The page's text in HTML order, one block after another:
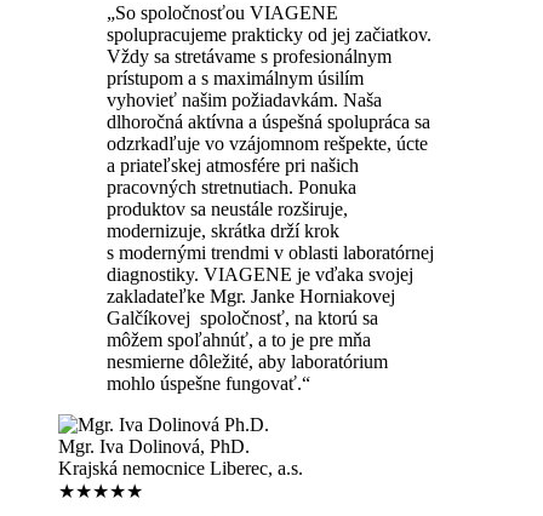
„So spoločnosťou VIAGENE
spolupracujeme prakticky od jej začiatkov.
Vždy sa stretávame s profesionálnym
prístupom a s maximálnym úsilím
vyhovieť našim požiadavkám. Naša
dlhoročná aktívna a úspešná spolupráca sa
odzrkadľuje vo vzájomnom rešpekte, úcte
a priateľskej atmosfére pri našich
pracovných stretnutiach. Ponuka
produktov sa neustále rozširuje,
modernizuje, skrátka drží krok
s modernými trendmi v oblasti laboratórnej
diagnostiky. VIAGENE je vďaka svojej
zakladateľke Mgr. Janke Horniakovej
Galčíkovej spoločnosť, na ktorú sa
môžem spoľahnúť, a to je pre mňa
nesmierne dôležité, aby laboratórium
mohlo úspešne fungovať.“
Mgr. Iva Dolinová, PhD.
Krajská nemocnice Liberec, a.s.
★★★★★